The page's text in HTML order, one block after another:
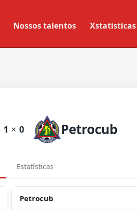
Nossos talentos Xstatisticas
1 × 0 Petrocub
Estatísticas
Petrocub